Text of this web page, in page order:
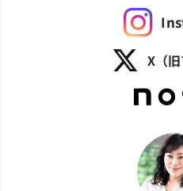
X（